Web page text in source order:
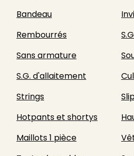
Bandeau
Rembourrés
Sans armature
S.G. d'allaitement
Strings
Hotpants et shortys
Maillots 1 pièce